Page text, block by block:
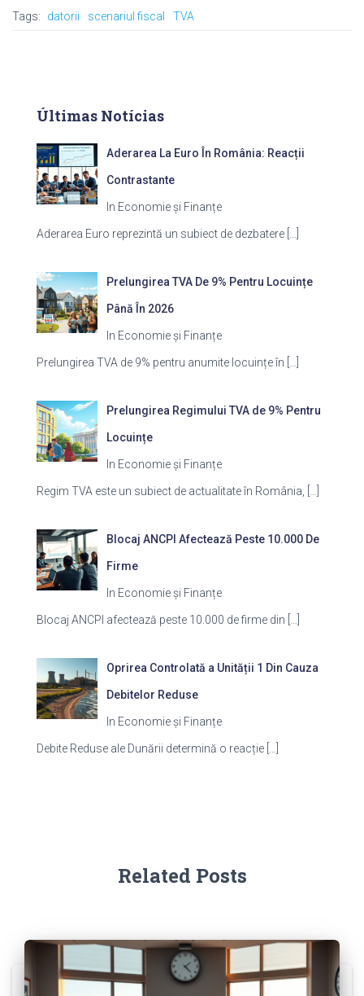
Tags: datorii scenariul fiscal TVA
Últimas Notícias
Aderarea La Euro În România: Reacții
Contrastante
In Economie și Finanțe
Aderarea Euro reprezintă un subiect de dezbatere
Prelungirea TVA De 9% Pentru Locuințe
Până În 2026
In Economie și Finanțe
Prelungirea TVA de 9% pentru anumite locuințe în
Prelungirea Regimului TVA de 9% Pentru
Locuințe
In Economie și Finanțe
Regim TVA este un subiect de actualitate în România,
Blocaj ANCPI Afectează Peste 10.000 De
Firme
In Economie și Finanțe
Blocaj ANCPI afectează peste 10.000 de firme din
Oprirea Controlată a Unității 1 Din Cauza
Debitelor Reduse
In Economie și Finanțe
Debite Reduse ale Dunării determină o reacție
Related Posts